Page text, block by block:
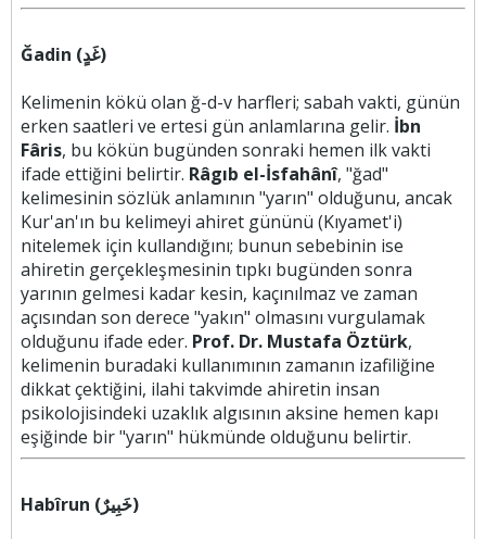
Ğadin (غَدٍ)
Kelimenin kökü olan ğ-d-v harfleri; sabah vakti, günün
erken saatleri ve ertesi gün anlamlarına gelir. İbn
Fâris, bu kökün bugünden sonraki hemen ilk vakti
ifade ettiğini belirtir. Râgıb el-İsfahânî, "ğad"
kelimesinin sözlük anlamının "yarın" olduğunu, ancak
Kur'an'ın bu kelimeyi ahiret gününü (Kıyamet'i)
nitelemek için kullandığını; bunun sebebinin ise
ahiretin gerçekleşmesinin tıpkı bugünden sonra
yarının gelmesi kadar kesin, kaçınılmaz ve zaman
açısından son derece "yakın" olmasını vurgulamak
olduğunu ifade eder. Prof. Dr. Mustafa Öztürk,
kelimenin buradaki kullanımının zamanın izafiliğine
dikkat çektiğini, ilahi takvimde ahiretin insan
psikolojisindeki uzaklık algısının aksine hemen kapı
eşiğinde bir "yarın" hükmünde olduğunu belirtir.
Habîrun (خَبِيرٌ)